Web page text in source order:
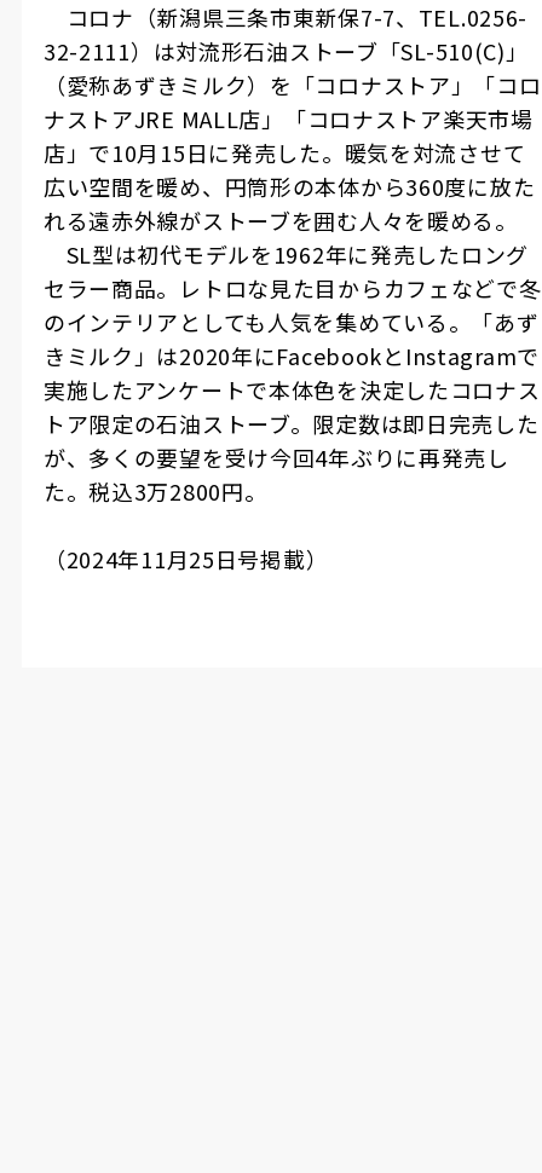
コロナ（新潟県三条市東新保7-7、TEL.0256-
32-2111）は対流形石油ストーブ「SL-510(C)」
（愛称あずきミルク）を「コロナストア」「コロ
ナストアJRE MALL店」「コロナストア楽天市場
店」で10月15日に発売した。暖気を対流させて
広い空間を暖め、円筒形の本体から360度に放た
れる遠赤外線がストーブを囲む人々を暖める。
SL型は初代モデルを1962年に発売したロング
セラー商品。レトロな見た目からカフェなどで冬
のインテリアとしても人気を集めている。「あず
きミルク」は2020年にFacebookとInstagramで
実施したアンケートで本体色を決定したコロナス
トア限定の石油ストーブ。限定数は即日完売した
が、多くの要望を受け今回4年ぶりに再発売し
た。税込3万2800円。
（2024年11月25日号掲載）